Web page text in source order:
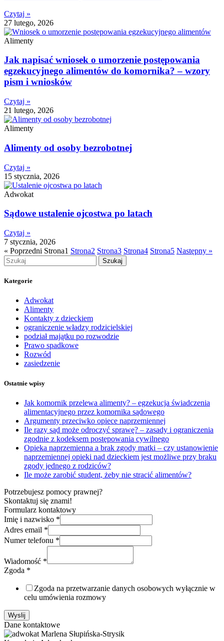
Czytaj »
27 lutego, 2026
Alimenty
Jak napisać wniosek o umorzenie postępowania
egzekucyjnego alimentów do komornika? – wzory
pism i wniosków
Czytaj »
21 lutego, 2026
Alimenty
Alimenty od osoby bezrobotnej
Czytaj »
15 stycznia, 2026
Adwokat
Sądowe ustalenie ojcostwa po latach
Czytaj »
7 stycznia, 2026
« Poprzedni Strona1 Strona2 Strona3 Strona4 Strona5 Następny »
Szukaj
Kategorie
Adwokat
Alimenty
Kontakty z dzieckiem
ograniczenie władzy rodzicielskiej
podział majątku po rozwodzie
Prawo spadkowe
Rozwód
zasiedzenie
Ostatnie wpisy
Jak komornik przelewa alimenty? – egzekucja świadczenia
alimentacyjnego przez komornika sądowego
Argumenty przeciwko opiece naprzemiennej
Ile razy sąd może odroczyć sprawę? – zasady i ograniczenia
zgodnie z kodeksem postępowania cywilnego
Opieka naprzemienna a brak zgody matki – czy ustanowienie
naprzemiennej opieki nad dzieckiem jest możliwe przy braku
zgody jednego z rodziców?
Ile może zarobić student, żeby nie stracić alimentów?
Potrzebujesz pomocy prawnej?
Skontaktuj się znami!
Formularz kontaktowy
Imię i nazwisko *
Adres email *
Numer telefonu *
Wiadomość *
Zgoda *
Zgoda na przetwarzanie danych osobowych wyłącznie w
celu umówienia rozmowy
Wyslij
Dane kontaktowe